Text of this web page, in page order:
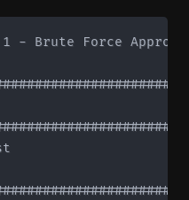
- Brute Force